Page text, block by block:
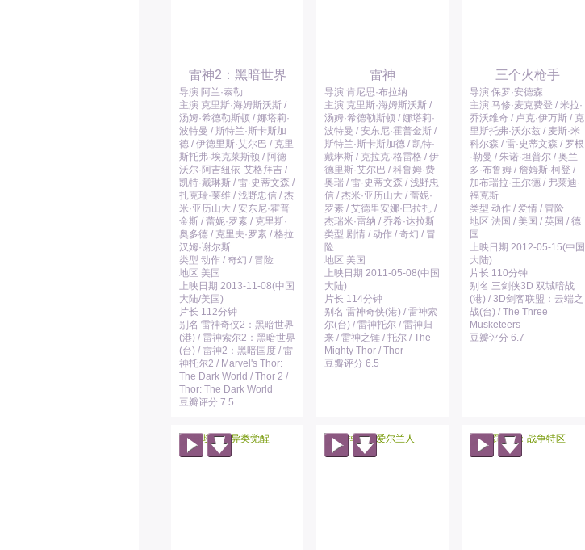
雷神2：黑暗世界
导演 阿兰·泰勒
主演 克里斯·海姆斯沃斯 /
汤姆·希德勒斯顿 / 娜塔莉·
波特曼 / 斯特兰·斯卡斯加
德 / 伊德里斯·艾尔巴 / 克里
斯托弗·埃克莱斯顿 / 阿德
沃尔·阿吉纽依-艾格拜吉 /
凯特·戴琳斯 / 雷·史蒂文森 /
扎克瑞·莱维 / 浅野忠信 / 杰
米·亚历山大 / 安东尼·霍普
金斯 / 蕾妮·罗素 / 克里斯·
奥多德 / 克里夫·罗素 / 格拉
汉姆·谢尔斯
类型 动作 / 奇幻 / 冒险
地区 美国
上映日期 2013-11-08(中国
大陆/美国)
片长 112分钟
别名 雷神奇侠2：黑暗世界
(港) / 雷神索尔2：黑暗世界
(台) / 雷神2：黑暗国度 / 雷
神托尔2 / Marvel's Thor:
The Dark World / Thor 2 /
Thor: The Dark World
豆瓣评分 7.5
雷神
导演 肯尼思·布拉纳
主演 克里斯·海姆斯沃斯 /
汤姆·希德勒斯顿 / 娜塔莉·
波特曼 / 安东尼·霍普金斯 /
斯特兰·斯卡斯加德 / 凯特·
戴琳斯 / 克拉克·格雷格 / 伊
德里斯·艾尔巴 / 科鲁姆·费
奥瑞 / 雷·史蒂文森 / 浅野忠
信 / 杰米·亚历山大 / 蕾妮·
罗素 / 艾德里安娜·巴拉扎 /
杰瑞米·雷纳 / 乔希·达拉斯
类型 剧情 / 动作 / 奇幻 / 冒
险
地区 美国
上映日期 2011-05-08(中国
大陆)
片长 114分钟
别名 雷神奇侠(港) / 雷神索
尔(台) / 雷神托尔 / 雷神归
来 / 雷神之锤 / 托尔 / The
Mighty Thor / Thor
豆瓣评分 6.5
三个火枪手
导演 保罗·安德森
主演 马修·麦克费登 / 米拉·
乔沃维奇 / 卢克·伊万斯 / 克
里斯托弗·沃尔兹 / 麦斯·米
科尔森 / 雷·史蒂文森 / 罗根
·勒曼 / 朱诺·坦普尔 / 奥兰
多·布鲁姆 / 詹姆斯·柯登 /
加布瑞拉·王尔德 / 弗莱迪·
福克斯
类型 动作 / 爱情 / 冒险
地区 法国 / 美国 / 英国 / 德
国
上映日期 2012-05-15(中国
大陆)
片长 110分钟
别名 三剑侠3D 双城暗战
(港) / 3D剑客联盟：云端之
战(台) / The Three
Musketeers
豆瓣评分 6.7